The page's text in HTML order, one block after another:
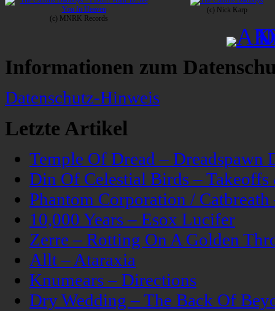
(c) MNRK Records
(c) Nick Karp
Informationen zum
Datenschutz-Hinweis
Letzte Artikel
Temple Of Dread – Dreadspawn
Din Of Celestial Birds –
Phantom Corporation /
10,000 Years – Esox Lucifer
Zerre – Rotting On A Golden
Allt – Ataraxia
Knumears – Directions
Dry Wedding – The Back Of